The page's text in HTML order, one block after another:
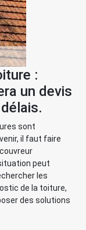
:
un devis
sont
il faut faire
peut
les
de la toiture,
des solutions